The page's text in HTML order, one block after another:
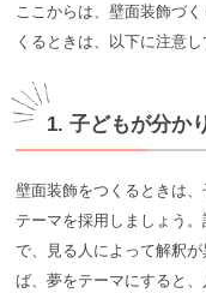
ここからは、壁面装飾づ
くるときは、以下に注意し
1. 子どもが分か
壁面装飾をつくるときは
テーマを採用しましょう
で、見る人によって解釈
ば、夢をテーマにすると